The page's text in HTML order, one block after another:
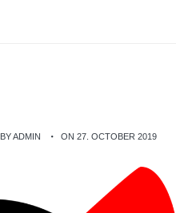
BY ADMIN ON 27. OCTOBER 2019